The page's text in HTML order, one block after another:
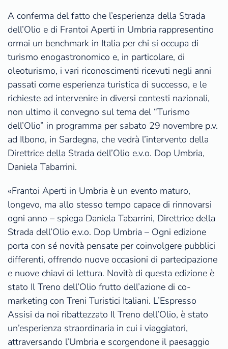
A conferma del fatto che l’esperienza della Strada
dell’Olio e di Frantoi Aperti in Umbria rappresentino
ormai un benchmark in Italia per chi si occupa di
turismo enogastronomico e, in particolare, di
oleoturismo, i vari riconoscimenti ricevuti negli anni
passati come esperienza turistica di successo, e le
richieste ad intervenire in diversi contesti nazionali,
non ultimo il convegno sul tema del “Turismo
dell’Olio” in programma per sabato 29 novembre p.v.
ad Ilbono, in Sardegna, che vedrà l’intervento della
Direttrice della Strada dell’Olio e.v.o. Dop Umbria,
Daniela Tabarrini.
«Frantoi Aperti in Umbria è un evento maturo,
longevo, ma allo stesso tempo capace di rinnovarsi
ogni anno – spiega Daniela Tabarrini, Direttrice della
Strada dell’Olio e.v.o. Dop Umbria – Ogni edizione
porta con sé novità pensate per coinvolgere pubblici
differenti, offrendo nuove occasioni di partecipazione
e nuove chiavi di lettura. Novità di questa edizione è
stato Il Treno dell’Olio frutto dell’azione di co-
marketing con Treni Turistici Italiani. L’Espresso
Assisi da noi ribattezzato Il Treno dell’Olio, è stato
un’esperienza straordinaria in cui i viaggiatori,
attraversando l’Umbria e scorgendone il paesaggio